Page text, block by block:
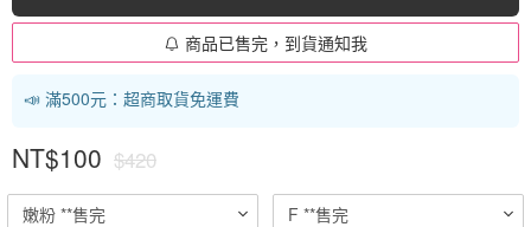
商品已售完，到貨通知我
📣 滿500元：超商取貨免運費
NT$100 $420
嫩粉 **售完 F **售完